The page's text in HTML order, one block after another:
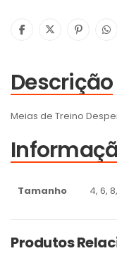
Descrição
Meias de Treino
Tamanho 4, 6,
Produtos